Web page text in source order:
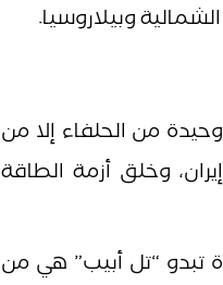
من الحلفاء إلا من
وخلق أزمة الطاقة
تبدو “تل أبيب” هي من